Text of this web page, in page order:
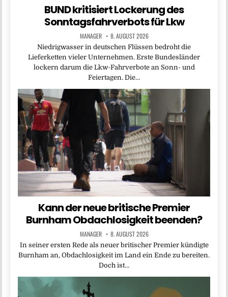
BUND kritisiert Lockerung des
Sonntagsfahrverbots für Lkw
MANAGER 8. AUGUST 2026
Niedrigwasser in deutschen Flüssen bedroht die
Lieferketten vieler Unternehmen. Erste Bundesländer
lockern darum die Lkw-Fahrverbote an Sonn- und
Feiertagen. Die…
Kann der neue britische Premier
Burnham Obdachlosigkeit beenden?
MANAGER 8. AUGUST 2026
In seiner ersten Rede als neuer britischer Premier kündigte
Burnham an, Obdachlosigkeit im Land ein Ende zu bereiten.
Doch ist…